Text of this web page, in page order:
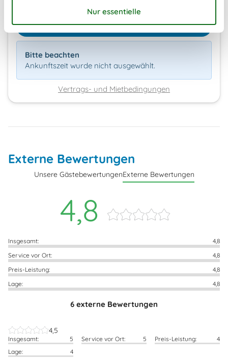
Kalender anzeigen
Bitte beachten
Ankunftszeit wurde nicht ausgewählt.
Vertrags- und Mietbedingungen
Externe Bewertungen
Unsere GästebewertungenExterne Bewertungen
4,8
Insgesamt:
4,8
Service vor Ort:
4,8
Preis-Leistung:
4,8
Lage:
4,8
6 externe Bewertungen
4,5
Insgesamt: 5 Service vor Ort: 5 Preis-Leistung:
4
Lage:
4